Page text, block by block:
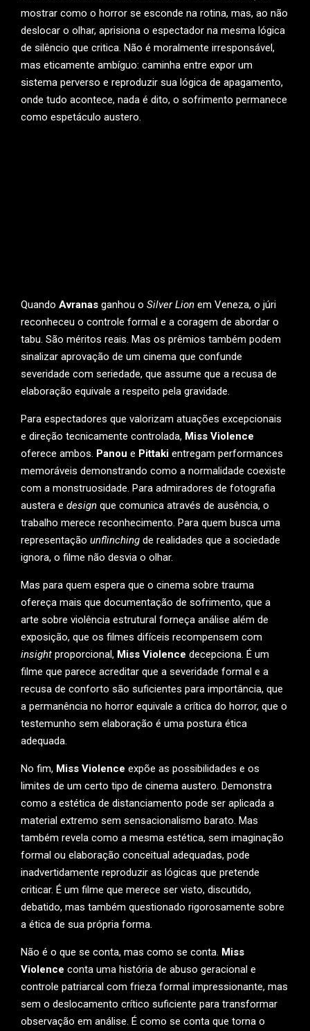
mostrar como o horror se esconde na rotina, mas, ao não
deslocar o olhar, aprisiona o espectador na mesma lógica
de silêncio que critica. Não é moralmente irresponsável,
mas eticamente ambíguo: caminha entre expor um
sistema perverso e reproduzir sua lógica de apagamento,
onde tudo acontece, nada é dito, o sofrimento permanece
como espetáculo austero.
Quando Avranas ganhou o Silver Lion em Veneza, o júri
reconheceu o controle formal e a coragem de abordar o
tabu. São méritos reais. Mas os prêmios também podem
sinalizar aprovação de um cinema que confunde
severidade com seriedade, que assume que a recusa de
elaboração equivale a respeito pela gravidade.
Para espectadores que valorizam atuações excepcionais
e direção tecnicamente controlada, Miss Violence
oferece ambos. Panou e Pittaki entregam performances
memoráveis demonstrando como a normalidade coexiste
com a monstruosidade. Para admiradores de fotografia
austera e design que comunica através de ausência, o
trabalho merece reconhecimento. Para quem busca uma
representação unflinching de realidades que a sociedade
ignora, o filme não desvia o olhar.
Mas para quem espera que o cinema sobre trauma
ofereça mais que documentação de sofrimento, que a
arte sobre violência estrutural forneça análise além de
exposição, que os filmes difíceis recompensem com
insight proporcional, Miss Violence decepciona. É um
filme que parece acreditar que a severidade formal e a
recusa de conforto são suficientes para importância, que
a permanência no horror equivale a crítica do horror, que o
testemunho sem elaboração é uma postura ética
adequada.
No fim, Miss Violence expõe as possibilidades e os
limites de um certo tipo de cinema austero. Demonstra
como a estética de distanciamento pode ser aplicada a
material extremo sem sensacionalismo barato. Mas
também revela como a mesma estética, sem imaginação
formal ou elaboração conceitual adequadas, pode
inadvertidamente reproduzir as lógicas que pretende
criticar. É um filme que merece ser visto, discutido,
debatido, mas também questionado rigorosamente sobre
a ética de sua própria forma.
Não é o que se conta, mas como se conta. Miss
Violence conta uma história de abuso geracional e
controle patriarcal com frieza formal impressionante, mas
sem o deslocamento crítico suficiente para transformar
observação em análise. É como se conta que torna o